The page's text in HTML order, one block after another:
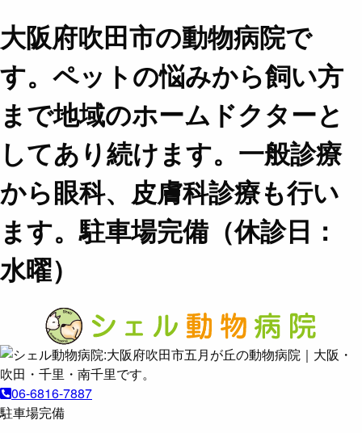
大阪府吹田市の動物病院で
す。ペットの悩みから飼い方
まで地域のホームドクターと
してあり続けます。一般診療
から眼科、皮膚科診療も行い
ます。駐車場完備（休診日：
水曜）
06-6816-7887
駐車場完備